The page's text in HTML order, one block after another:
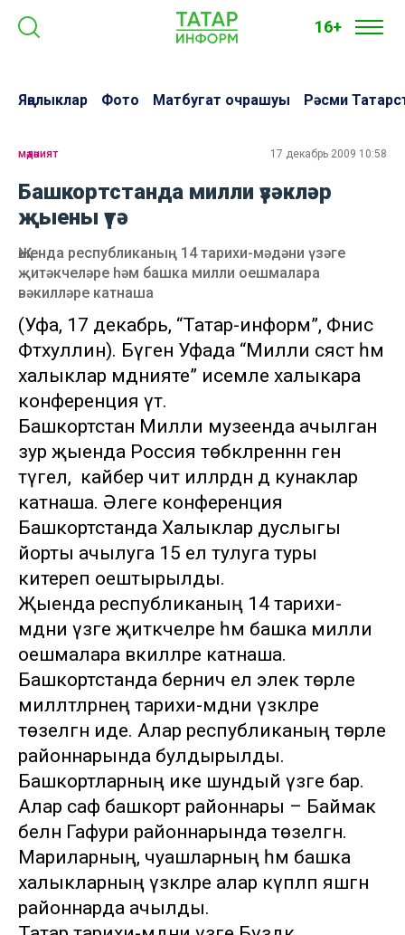
16+
Яңалыклар Фото Матбугат очрашуы Рәсми
мәдәният 17 декабрь 2009 10:58
Башкортстанда милли үзәкләр
җыены үтә
Җыенда республиканың 14 тарихи-мәдәни үзәге
җитәкчеләре һәм башка милли оешмалара
вәкилләре катнаша
(Уфа, 17 декабрь, “Татар-информ”, Фәнис
Фәтхуллин). Бүген Уфада “Милли сәясәт һәм
халыклар мәдәнияте” исемле халыкара
конференция үтә.
Башкортстан Милли музеенда ачылган
зур җыенда Россия төбәкләреннән генә
түгел, ә кайбер чит илләрдән дә кунаклар
катнаша. Әлеге конференция
Башкортстанда Халыклар дуслыгы
йорты ачылуга 15 ел тулуга туры
китереп оештырылды.
Җыенда республиканың 14 тарихи-
мәдәни үзәге җитәкчеләре һәм башка милли
оешмалара вәкилләре катнаша.
Башкортстанда берничә ел элек төрле
милләтләрнең тарихи-мәдәни үзәкләре
төзелгән иде. Алар республиканың төрле
районнарында булдырылды.
Башкортларның ике шундый үзәге бар.
Алар саф башкорт районнары – Баймак
белән Гафури районнарында төзелгән.
Мариларның, чуашларның һәм башка
халыкларның үзәкләре алар күпләп яшәгән
районнарда ачылды.